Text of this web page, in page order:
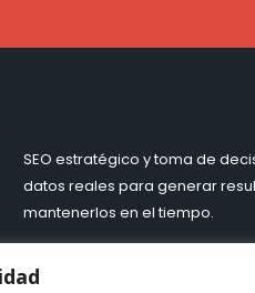
SEO estratégico y toma de
datos reales para generar
mantenerlos en el tiempo.